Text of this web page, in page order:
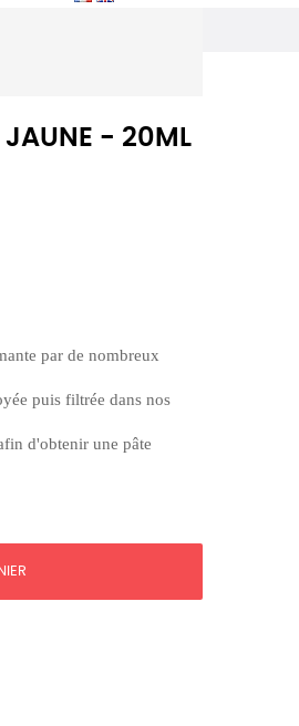
JAUNE - 20ML
par de nombreux
puis filtrée dans nos
d'obtenir une pâte